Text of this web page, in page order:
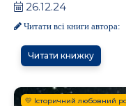
26.12.24
Читати всі книги автора:
Читати книжку
💛 Історичний любовний